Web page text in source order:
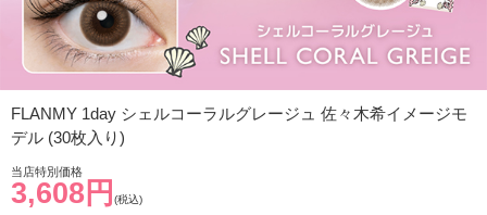
FLANMY 1day シェルコーラルグレージュ 佐々木希イメージモ
デル (30枚入り)
当店特別価格
3,608円 (税込)